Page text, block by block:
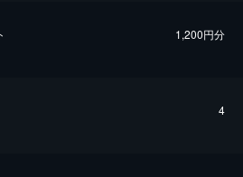
1,200円分
4